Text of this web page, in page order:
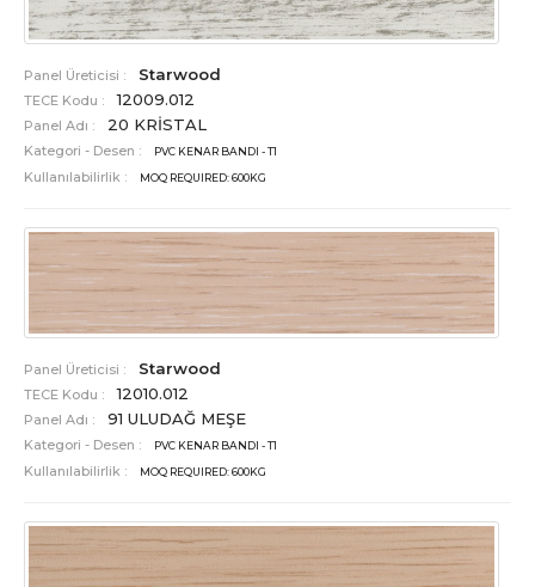
Panel Üreticisi : Starwood
TECE Kodu : 12009.012
Panel Adı : 20 KRİSTAL
Kategori - Desen : PVC KENAR BANDI - T1
Kullanılabilirlik : MOQ REQUIRED: 600KG
Panel Üreticisi : Starwood
TECE Kodu : 12010.012
Panel Adı : 91 ULUDAĞ MEŞE
Kategori - Desen : PVC KENAR BANDI - T1
Kullanılabilirlik : MOQ REQUIRED: 600KG